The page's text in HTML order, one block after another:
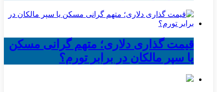
قیمت گذاری دلاری؛ متهم گرانی مسکن
یا سپر مالکان در برابر تورم؟